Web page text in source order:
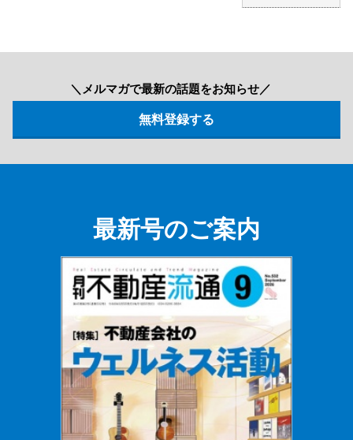
＼メルマガで最新の話題をお知らせ／
最新号のご案内